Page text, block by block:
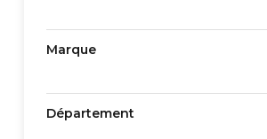
Marque
Département